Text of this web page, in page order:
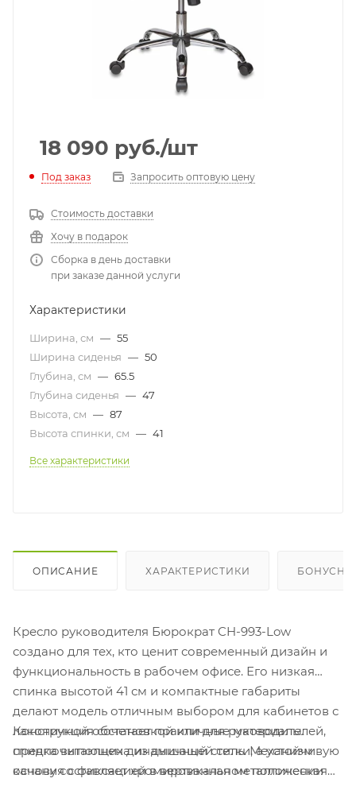
18 090 руб./шт
Под заказ Запросить оптовую цену
Стоимость доставки
Хочу в подарок
Сборка в день доставки
при заказе данной услуги
Характеристики
Ширина, см — 55
Ширина сиденья — 50
Глубина, см — 65.5
Глубина сиденья — 47
Высота, см — 87
Высота спинки, см — 41
Все характеристики
ОПИСАНИЕ ХАРАКТЕРИСТИКИ
Кресло руководителя Бюрократ CH-993-Low
создано для тех, кто ценит современный дизайн и
функциональность в рабочем офисе. Его низкая
спинка высотой 41 см и компактные габариты
делают модель отличным выбором для кабинетов с
лаконичной обстановкой или для руководителей,
предпочитающих динамичный стиль. Механизм
качания с фиксацией в вертикальном положении
Конструкция сочетает практичные материалы:
спинка выполнена из дышащей сетки, а устойчивую
основу составляет хромированная металлическая